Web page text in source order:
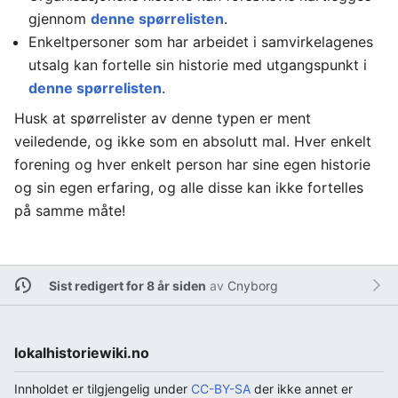
gjennom denne spørrelisten.
Enkeltpersoner som har arbeidet i samvirkelagenes
utsalg kan fortelle sin historie med utgangspunkt i
denne spørrelisten.
Husk at spørrelister av denne typen er ment
veiledende, og ikke som en absolutt mal. Hver enkelt
forening og hver enkelt person har sine egen historie
og sin egen erfaring, og alle disse kan ikke fortelles
på samme måte!
Sist redigert for 8 år siden av Cnyborg
lokalhistoriewiki.no
Innholdet er tilgjengelig under CC-BY-SA der ikke annet er